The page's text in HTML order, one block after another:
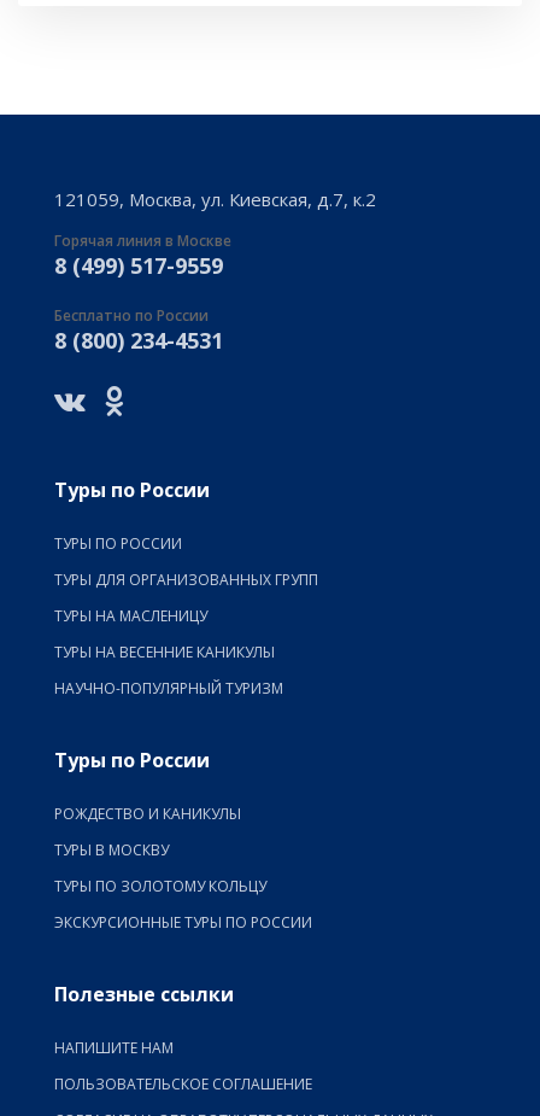
121059, Москва, ул. Киевская, д.7, к.2
Горячая линия в Москве
8 (499) 517-9559
Бесплатно по России
8 (800) 234-4531
Туры по России
ТУРЫ ПО РОССИИ
ТУРЫ ДЛЯ ОРГАНИЗОВАННЫХ ГРУПП
ТУРЫ НА МАСЛЕНИЦУ
ТУРЫ НА ВЕСЕННИЕ КАНИКУЛЫ
НАУЧНО-ПОПУЛЯРНЫЙ ТУРИЗМ
Туры по России
РОЖДЕСТВО И КАНИКУЛЫ
ТУРЫ В МОСКВУ
ТУРЫ ПО ЗОЛОТОМУ КОЛЬЦУ
ЭКСКУРСИОННЫЕ ТУРЫ ПО РОССИИ
Полезные ссылки
НАПИШИТЕ НАМ
ПОЛЬЗОВАТЕЛЬСКОЕ СОГЛАШЕНИЕ